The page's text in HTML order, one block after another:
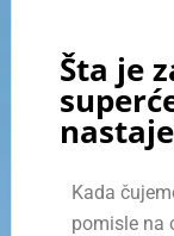
Šta je
Kada
pomisle na